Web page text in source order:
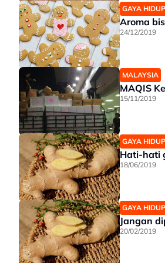
GAYA HIDUP
Aroma
24/12/2019
MALAYSIA
MAQIS
15/11/2019
GAYA HIDUP
Hati-hati
18/06/2019
GAYA HIDUP
Jangan
20/02/2019